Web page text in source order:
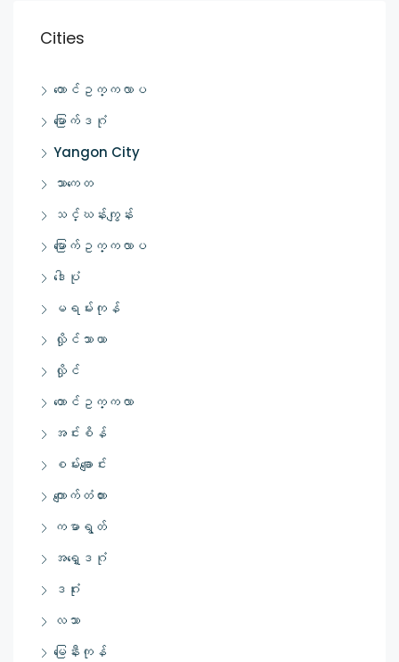
Cities
တောင်ဥက္ကလာပ
မြောက်ဒဂုံ
Yangon City
သာကေတ
သင်္ဃန်းကျွန်း
မြောက်ဥက္ကလာပ
ဒေါပုံ
မရမ်းကုန်
လှိုင်သာယာ
လှိုင်
တောင်ဥက္ကလာ
အင်းစိန်
စမ်းချောင်း
ကျောက်တံတား
ကမာရွတ်
အရှေ့ဒဂုံ
ဒဂုံး
လသာ
မြေနီးကုန်